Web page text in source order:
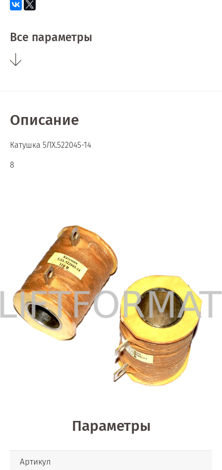
Все параметры
Описание
Катушка 5ЛХ.522045-14
8
Параметры
Артикул